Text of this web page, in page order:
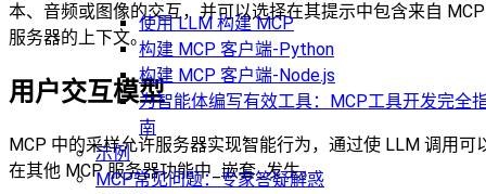
使用 LLM 构建 MCP
构建 MCP 客户端-Python
构建 MCP 客户端-Node.js
为智能体编写有效工具：MCP工具开发完全
南
示例
MCP常见问题：专家答疑解惑
本、音频或图像的交互，并可以选择在其提示中包含来自 MCP
服务器的上下文。
用户交互模型
MCP 中的采样允许服务器实现智能行为，通过使 LLM 调用可
在其他 MCP 服务器功能中_嵌套_发生。